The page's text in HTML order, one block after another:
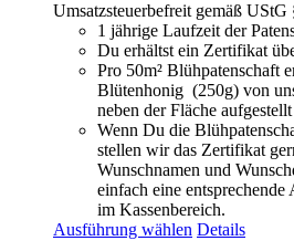
Umsatzsteuerbefreit gemäß UStG
1 jährige Laufzeit der
Du erhältst ein Zertifikat
Pro 50m² Blühpatenschaft
Blütenhonig (250g) von
neben der Fläche
Wenn Du die
stellen wir das Zertifikat
Wunschnamen und
einfach eine
im Kassenbereich.
Ausführung wählen Details